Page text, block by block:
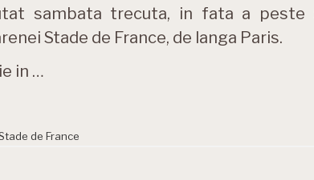
sambata trecuta, in fata a peste
Stade de France, de langa Paris.
in …
de France